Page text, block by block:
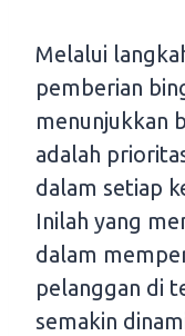
Melalui
pemberian
menunjukkan
adalah
dalam setiap
Inilah yang
dalam
pelanggan di
semakin